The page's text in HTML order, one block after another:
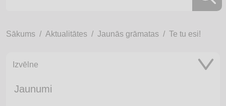
Sākums Aktualitātes Jaunās grāmatas Te tu esi!
Izvēlne
Jaunumi